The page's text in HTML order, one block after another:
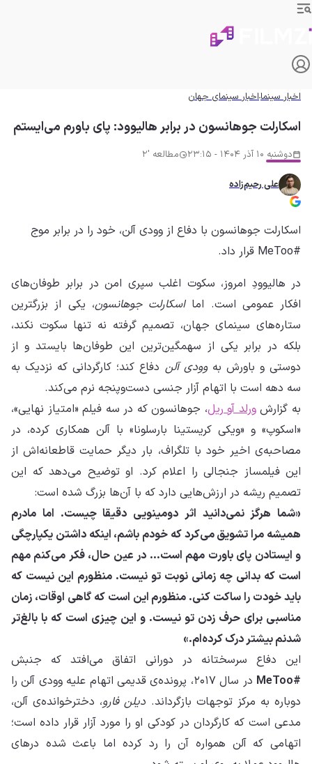
اخبار سینمااخبار سینمای جهان
اسکارلت جوهانسون در برابر هالیوود: پای باورم می‌ا‌یستم
دوشنبه 10 آذر 1404 - 23:15 مطالعه '2
علی رحیم‌زاده
اسکارلت جوهانسون با دفاع از وودی آلن، خود را در برابر موج
#MeToo قرار داد.
در هالیوودِ امروز، سکوت اغلب سپری امن در برابر طوفان‌های
افکار عمومی است. امااسکارلت جوهانسون، یکی از بزرگترین
ستاره‌های سینمای جهان، تصمیم گرفته نه تنها سکوت نکند،
بلکه در برابر یکی از سهمگین‌ترین این طوفان‌ها بایستد و از
دوستی و باورش بهوودی آلن دفاع کند؛ کارگردانی که نزدیک به
سه دهه است با اتهام آزار جنسی دست‌وپنجه نرم می‌کند.
به گزارشورلد آو ریل، جوهانسون که در سه فیلم «امتیاز نهایی»،
«اسکوپ» و «ویکی کریستینا بارسلونا» با آلن همکاری کرده، در
مصاحبه‌ی اخیر خود با تلگراف، بار دیگر حمایت قاطعانه‌اش از
این فیلمساز جنجالی را اعلام کرد. او توضیح می‌دهد که این
تصمیم ریشه در ارزش‌هایی دارد که با آن‌ها بزرگ شده است:
«شما هرگز نمی‌دانید اثر دومینویی دقیقا چیست. اما مادرم
همیشه مرا تشویق می‌کرد که خودم باشم، اینکه داشتن یکپارچگی
و ایستادن پای باورت مهم است... در عین حال، فکر می‌کنم مهم
است که بدانی چه زمانی نوبت تو نیست. منظورم این نیست که
باید خودت را ساکت کنی. منظورم این است که گاهی اوقات، زمان
مناسبی برای حرف زدن تو نیست. و این چیزی است که با بالغ‌تر
شدنم بیشتر درک کرده‌ام.»
این دفاع سرسختانه در دورانی اتفاق می‌افتد که جنبش
#MeToo
در سال ۲۰۱۷، پرونده‌ی قدیمی اتهام علیه وودی آلن را
دوباره به مرکز توجهات بازگرداند. دیلن فارو، دخترخوانده‌ی آلن،
مدعی است که کارگردان در کودکی او را مورد آزار قرار داده است؛
اتهامی که آلن همواره آن را رد کرده اما باعث شده درهای